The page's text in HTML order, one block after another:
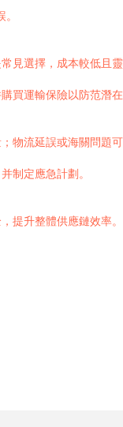
見選擇，成本較低且
買運輸保險以防范潛在
物流延誤或海關問題
制定應急計劃。
提升整體供應鏈效率